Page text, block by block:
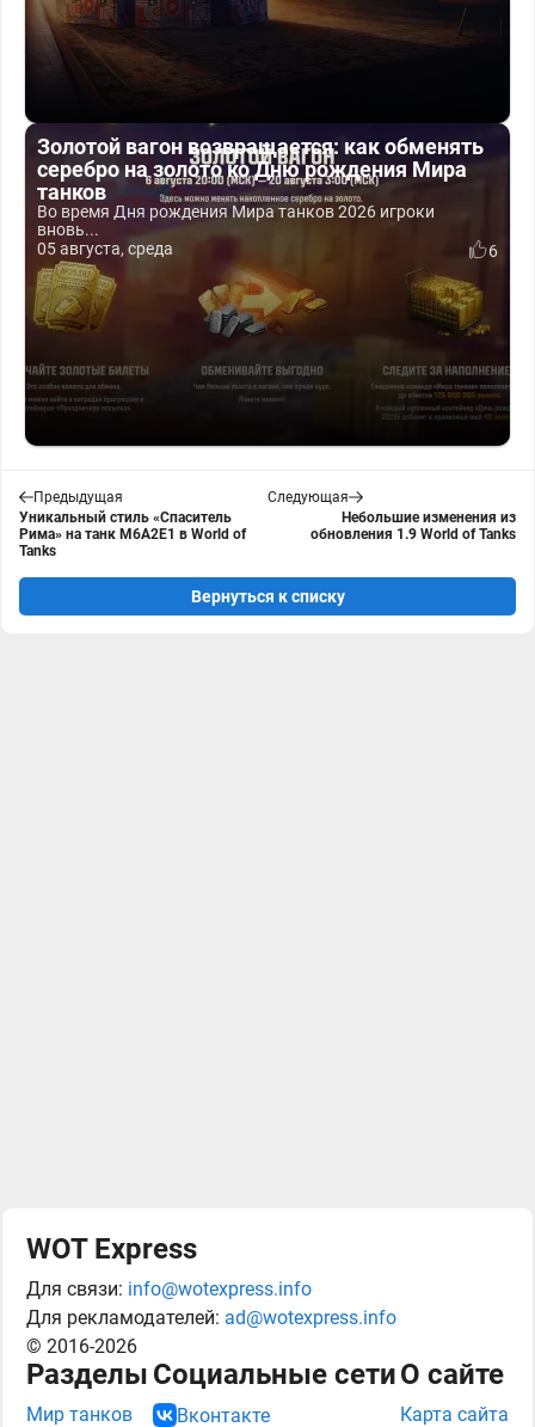
Золотой вагон возвращается: как обменять
серебро на золото ко Дню рождения Мира
танков
Во время Дня рождения Мира танков 2026 игроки
вновь...
05 августа, среда
6
Предыдущая
Уникальный стиль «Спаситель
Рима» на танк M6A2E1 в World of
Tanks
Следующая
Небольшие изменения из
обновления 1.9 World of Tanks
Вернуться к списку
WOT Express
Для связи: info@wotexpress.info
Для рекламодателей: ad@wotexpress.info
© 2016-2026
Разделы
Мир танков
Социальные сети
Вконтакте
О сайте
Карта сайта